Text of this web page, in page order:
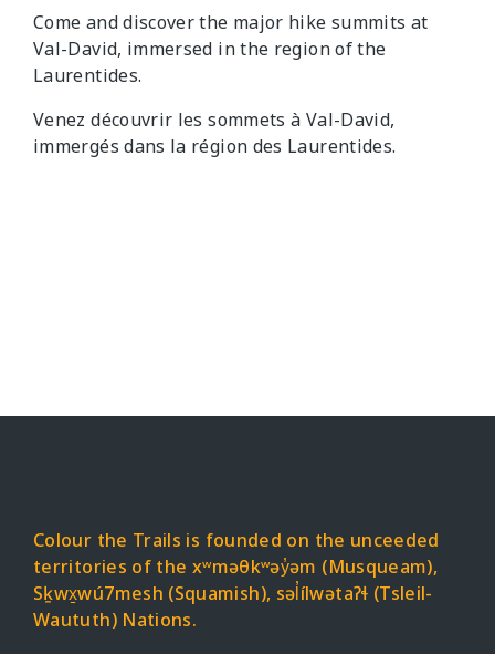
du
Parc
régional
Val-
David
Come and discover the major hike summits at
Val-David, immersed in the region of the
Laurentides.
Venez découvrir les sommets à Val-David,
immergés dans la région des Laurentides.
Colour the Trails is founded on the unceeded
territories of the xʷməθkʷəy̓əm (Musqueam),
Sḵwx̱wú7mesh (Squamish), səl̓ílwətaʔɬ (Tsleil-
Waututh) Nations.